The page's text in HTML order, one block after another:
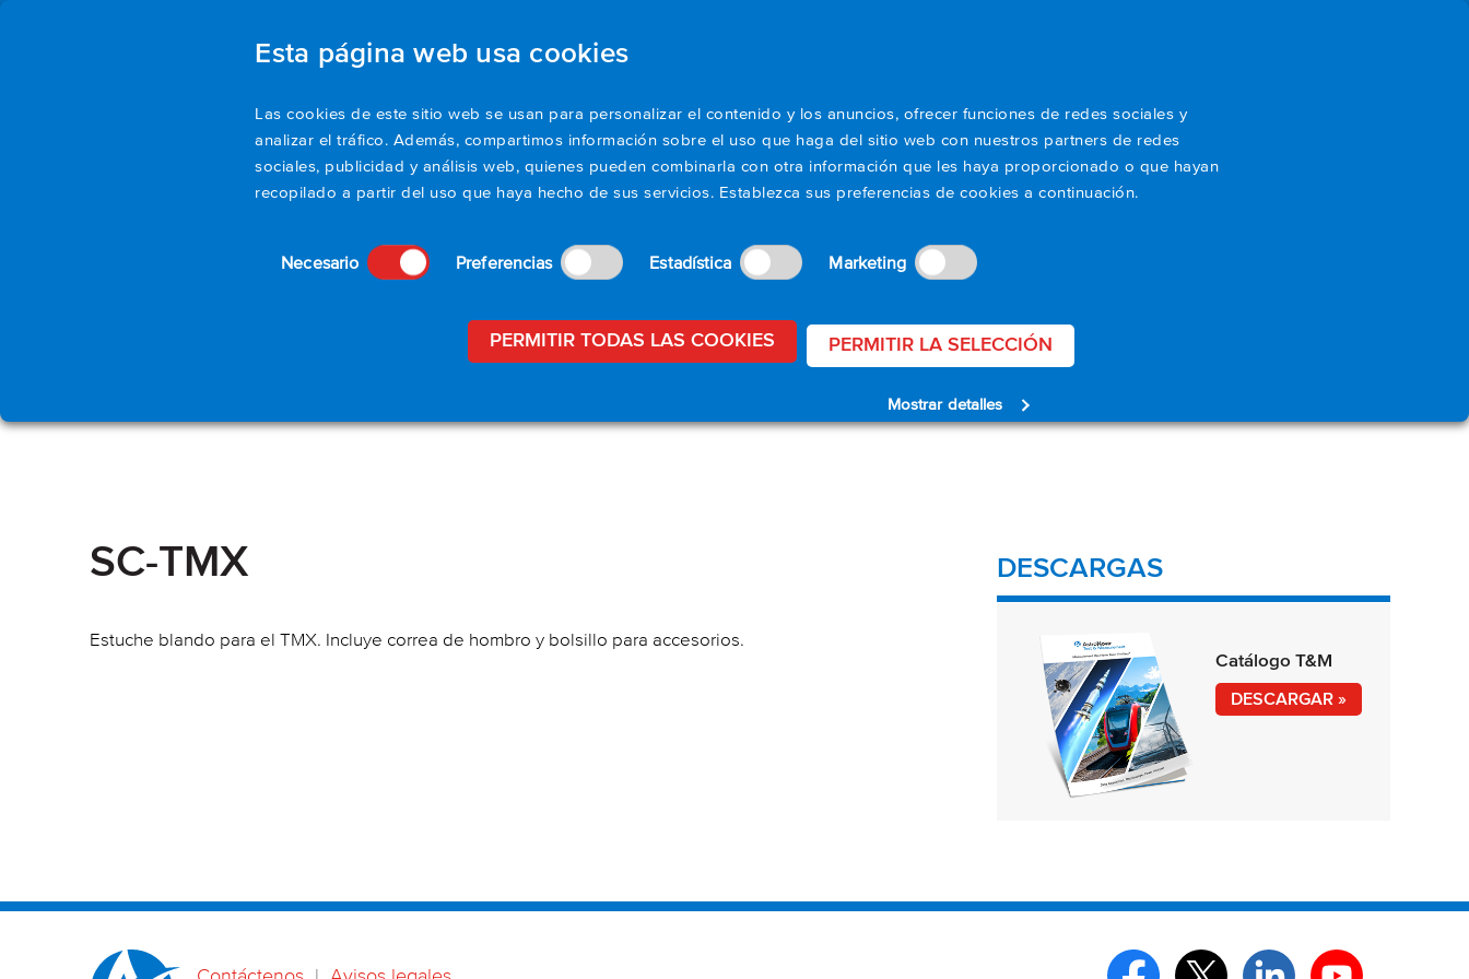
Esta página web usa cookies
Las cookies de este sitio web se usan para personalizar el contenido y los anuncios, ofrecer funciones de redes sociales y
analizar el tráfico. Además, compartimos información sobre el uso que haga del sitio web con nuestros partners de redes
sociales, publicidad y análisis web, quienes pueden combinarla con otra información que les haya proporcionado o que hayan
recopilado a partir del uso que haya hecho de sus servicios. Establezca sus preferencias de cookies a continuación.
Necesario Preferencias Estadística Marketing
Mostrar detalles
PERMITIR TODAS LAS COOKIES PERMITIR LA SELECCIÓN
Productos Aplicaciones Recursos Apoyo Sobre nosotros Blog
SC-TMX
Estuche blando para el TMX. Incluye correa de hombro y bolsillo para accesorios.
DESCARGAS
Catálogo T&M
DESCARGAR »